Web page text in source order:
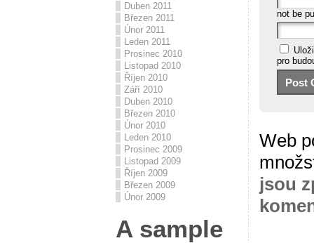
Duben 2011
Březen 2011
Únor 2011
Leden 2011
Prosinec 2010
Listopad 2010
Říjen 2010
Září 2010
Duben 2010
Březen 2010
Únor 2010
Leden 2010
Prosinec 2009
Listopad 2009
Říjen 2009
Březen 2009
Únor 2009
A sample
not be
pro
Web
jsou